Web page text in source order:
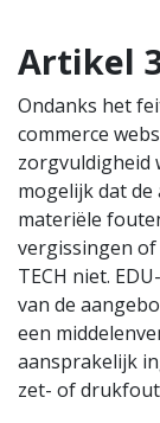
Artikel
Ondanks het
commerce
zorgvuldigheid
mogelijk dat
materiële
vergissingen
TECH niet.
van de
een
aansprakelijk
zet- of